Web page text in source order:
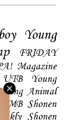
Young
FRIDAY
Magazine
UTB
Young
Animal
BOMB Shonen
Shonen